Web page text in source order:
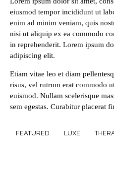
eiusmod tempor incididunt ut
enim ad minim veniam, quis
nisi ut aliquip ex ea commodo
in reprehenderit. Lorem ipsum
adipiscing elit.
Etiam vitae leo et diam
risus, vel rutrum erat commodo
euismod. Nullam scelerisque
sem egestas. Curabitur placerat
FEATURED LUXE